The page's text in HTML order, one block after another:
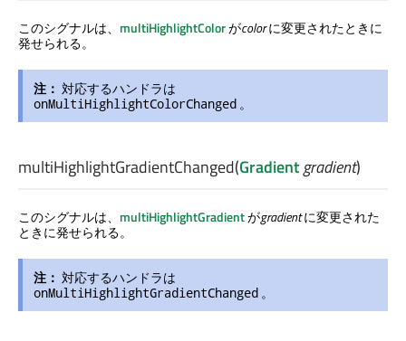
このシグナルは、 multiHighlightColorがcolorに変更されたときに
発せられる。
注： 対応するハンドラは
onMultiHighlightColorChanged 。
multiHighlightGradientChanged(Gradientgradient)
このシグナルは、 multiHighlightGradientがgradientに変更された
ときに発せられる。
注： 対応するハンドラは
onMultiHighlightGradientChanged 。